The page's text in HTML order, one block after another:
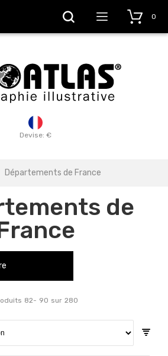
Devise: €
0
Départements de France
de
82- 90 sur 280